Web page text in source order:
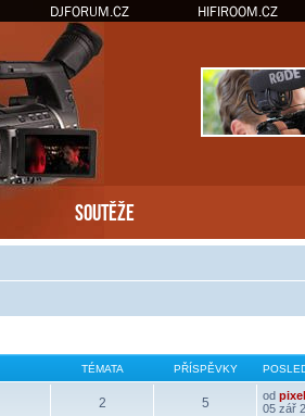
DJFORUM.CZ HIFIROOM.CZ
SOUTĚŽE
TÉMATA PŘÍSPĚVKY
2 5 od pixel
05 zář